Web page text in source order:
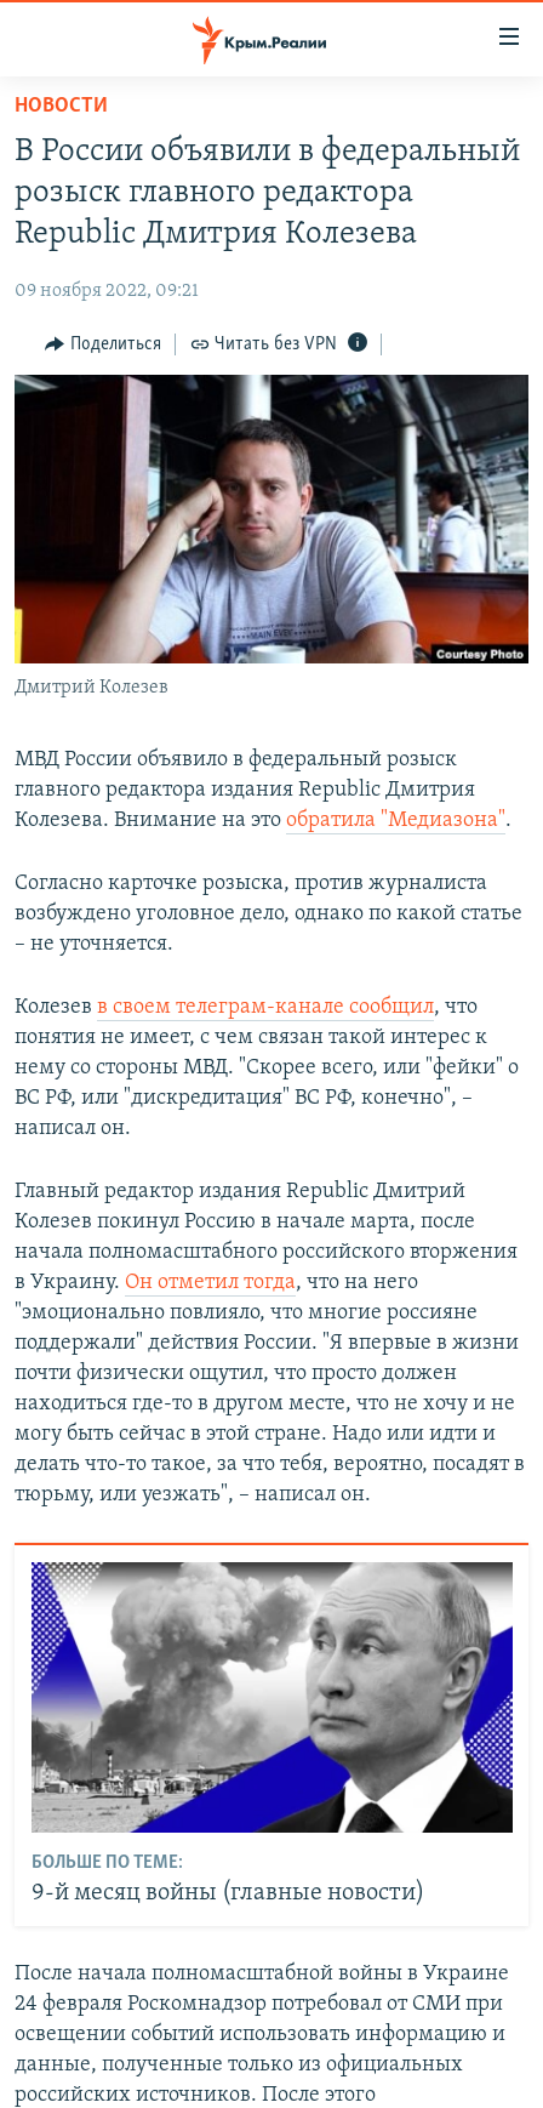
Вернуться
основному
содержанию
Вернутся
главной
навигации
Вернутся
поиску
ГРУЗ 200
11 ЛЕТ ОККУПАЦИИ КРЫМА. 11 ИСТОРИЙ СОПРОТИВЛЕНИЯ
ВОДА
ЕЩЕ
ИНТЕРАКТИВ
ИНФОГРАФИКА
ТЕЛЕПРОЕКТ КРЫМ.РЕАЛИИ
СОВЕТЫ ПРАВОЗАЩИТНИКОВ
ПРОПАВШИЕ БЕЗ ВЕСТИ
ПОБЕДИТЕЛЕЙ НЕ СУДЯТ?
КРЫМ.НЕПОКОРЕННЫЙ
ELIFBE
УКРАИНСКАЯ ПРОБЛЕМА КРЫМА
РАДІО СВОБОДА
КАК ОБОЙТИ БЛОКИРОВКУ
Українською
ПРИСОЕДИНЯЙТЕСЬ!
НОВОСТИ
В России объявили в федеральный
розыск главного редактора
Republic Дмитрия Колезева
09 ноября 2022, 09:21
Поделиться Читать без VPN
Дмитрий Колезев
МВД России объявило в федеральный розыск
главного редактора издания Republic Дмитрия
Колезева. Внимание на это обратила "Медиазона".
Согласно карточке розыска, против журналиста
возбуждено уголовное дело, однако по какой статье
– не уточняется.
Колезев в своем телеграм-канале сообщил, что
понятия не имеет, с чем связан такой интерес к
нему со стороны МВД. "Скорее всего, или "фейки" о
ВС РФ, или "дискредитация" ВС РФ, конечно", –
написал он.
Главный редактор издания Republic Дмитрий
Колезев покинул Россию в начале марта, после
начала полномасштабного российского вторжения
в Украину. Он отметил тогда, что на него
"эмоционально повлияло, что многие россияне
поддержали" действия России. "Я впервые в жизни
почти физически ощутил, что просто должен
находиться где-то в другом месте, что не хочу и не
могу быть сейчас в этой стране. Надо или идти и
делать что-то такое, за что тебя, вероятно, посадят в
тюрьму, или уезжать", – написал он.
БОЛЬШЕ ПО ТЕМЕ:
9-й месяц войны (главные новости)
После начала полномасштабной войны в Украине
24 февраля Роскомнадзор потребовал от СМИ при
освещении событий использовать информацию и
данные, полученные только из официальных
российских источников. После этого